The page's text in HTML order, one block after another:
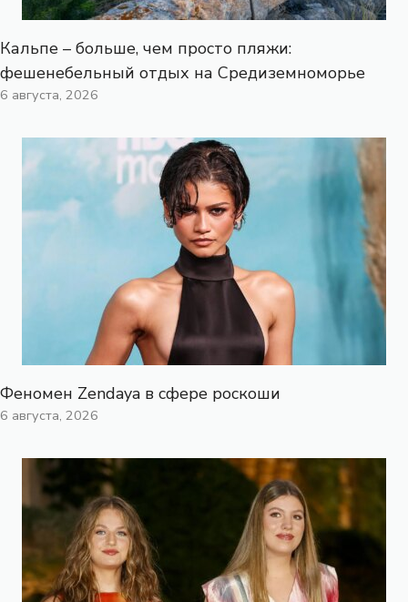
Кальпе – больше, чем просто пляжи:
фешенебельный отдых на Средиземноморье
6 августа, 2026
Феномен Zendaya в сфере роскоши
6 августа, 2026